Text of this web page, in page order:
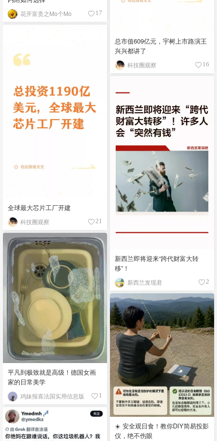
花开富贵之Mo个Mo 17
总市值609亿元，宇树上市路演王
兴兴都讲了
科技圈观察 16
全球最大芯片工厂开建
科技圈观察 21
新西兰即将迎来“跨代财富大转
移”！
新西兰发现君 2
平凡到极致就是高级！德国女画
家的日常美学
鸡妹报喜法国实用信息版 1
☀️ 安全观日食！教你DIY简易投影
仪，绝不伤眼